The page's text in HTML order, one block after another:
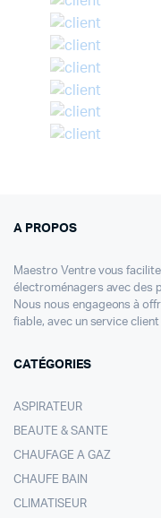
A PROPOS
Maestro Ventre vous
électroménagers avec des
Nous nous engageons à
fiable, avec un service
CATÉGORIES
ASPIRATEUR
BEAUTE & SANTE
CHAUFAGE A GAZ
CHAUFE BAIN
CLIMATISEUR